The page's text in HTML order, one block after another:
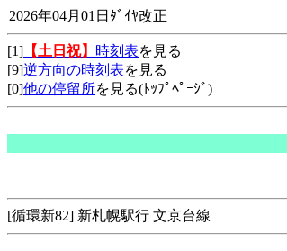
2026年04月01日ﾀﾞｲﾔ改正
[1] 【土日祝】 時刻表を見る
[9]逆方向の時刻表を見る
[0]他の停留所を見る(ﾄｯﾌﾟﾍﾟｰｼﾞ)
[循環新82] 新札幌駅行 文京台線